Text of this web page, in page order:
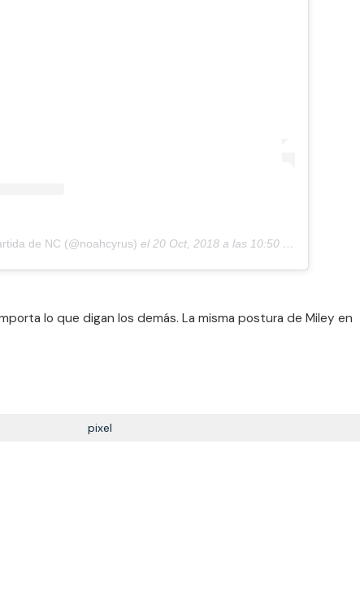
de NC (@noahcyrus) el 20 Oct, 2018 a las 10:50 PDT
lo que digan los demás. La misma postura de Miley en
pixel